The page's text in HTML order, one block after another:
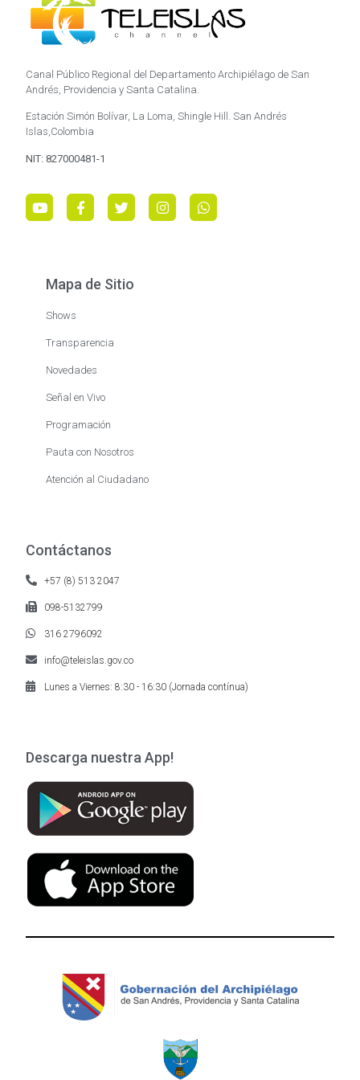
Canal Público Regional del Departamento Archipiélago de San
Andrés, Providencia y Santa Catalina.
Estación Simón Bolívar, La Loma, Shingle Hill. San Andrés
Islas,Colombia
NIT: 827000481-1
Mapa de Sitio
Shows
Transparencia
Novedades
Señal en Vivo
Programación
Pauta con Nosotros
Atención al Ciudadano
Contáctanos
+57 (8) 513 2047
098-5132799
316 2796092
info@teleislas.gov.co
Lunes a Viernes: 8:30 - 16:30 (Jornada contínua)
Descarga nuestra App!